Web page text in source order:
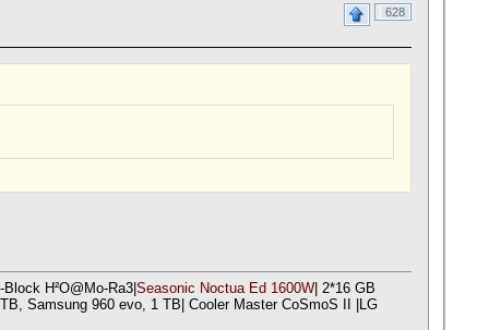
628
H²O@Mo-Ra3|Seasonic Noctua Ed 1600W| 2*16 GB
Samsung 960 evo, 1 TB| Cooler Master CoSmoS II |LG